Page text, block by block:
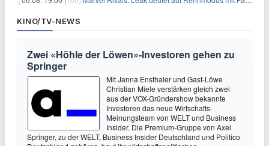
KINO/TV-NEWS
Zwei «Höhle der Löwen»-Investoren gehen zu
Springer
Mit Janna Ensthaler und Gast-Löwe
Christian Miele verstärken gleich zwei
aus der VOX-Gründershow bekannte
Investoren das neue Wirtschafts-
Meinungsteam von WELT und Business
Insider. Die Premium-Gruppe von Axel
Springer, zu der WELT, Business Insider Deutschland und Politico